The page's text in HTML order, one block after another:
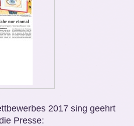
2017 sing geehrt
Presse: